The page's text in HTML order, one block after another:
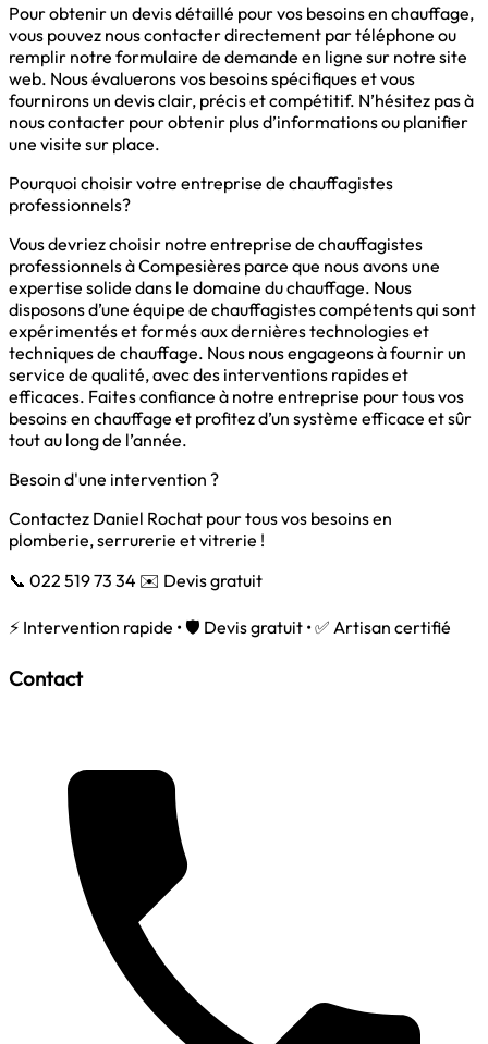
Pour obtenir un devis détaillé pour vos besoins en chauffage,
vous pouvez nous contacter directement par téléphone ou
remplir notre formulaire de demande en ligne sur notre site
web. Nous évaluerons vos besoins spécifiques et vous
fournirons un devis clair, précis et compétitif. N’hésitez pas à
nous contacter pour obtenir plus d’informations ou planifier
une visite sur place.
Pourquoi choisir votre entreprise de chauffagistes
professionnels?
Vous devriez choisir notre entreprise de chauffagistes
professionnels à Compesières parce que nous avons une
expertise solide dans le domaine du chauffage. Nous
disposons d’une équipe de chauffagistes compétents qui sont
expérimentés et formés aux dernières technologies et
techniques de chauffage. Nous nous engageons à fournir un
service de qualité, avec des interventions rapides et
efficaces. Faites confiance à notre entreprise pour tous vos
besoins en chauffage et profitez d’un système efficace et sûr
tout au long de l’année.
Besoin d'une intervention ?
Contactez Daniel Rochat pour tous vos besoins en
plomberie, serrurerie et vitrerie !
📞 022 519 73 34 ✉️ Devis gratuit
⚡ Intervention rapide • 🛡️ Devis gratuit • ✅ Artisan certifié
Contact